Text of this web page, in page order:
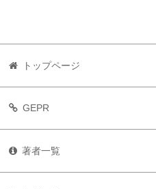
トップページ
GEPR
著者一覧